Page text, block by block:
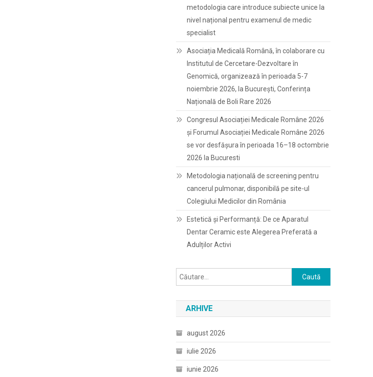
metodologia care introduce subiecte unice la
nivel național pentru examenul de medic
specialist
Asociația Medicală Română, în colaborare cu
Institutul de Cercetare-Dezvoltare în
Genomică, organizează în perioada 5-7
noiembrie 2026, la București, Conferința
Națională de Boli Rare 2026
Congresul Asociației Medicale Române 2026
și Forumul Asociației Medicale Române 2026
se vor desfășura în perioada 16–18 octombrie
2026 la Bucuresti
Metodologia națională de screening pentru
cancerul pulmonar, disponibilă pe site-ul
Colegiului Medicilor din România
Estetică și Performanță: De ce Aparatul
Dentar Ceramic este Alegerea Preferată a
Adulților Activi
Caută
după:
ARHIVE
august 2026
iulie 2026
iunie 2026